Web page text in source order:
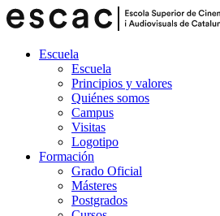
Escuela
Escuela
Principios y valores
Quiénes somos
Campus
Visitas
Logotipo
Formación
Grado Oficial
Másteres
Postgrados